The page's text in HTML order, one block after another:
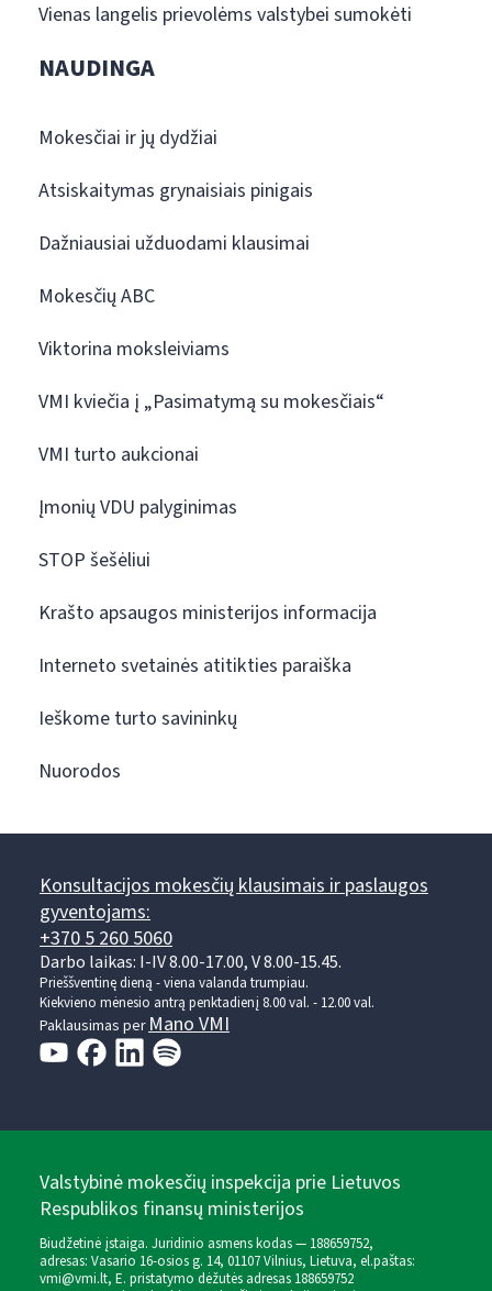
Vienas langelis prievolėms valstybei sumokėti
NAUDINGA
Mokesčiai ir jų dydžiai
Atsiskaitymas grynaisiais pinigais
Dažniausiai užduodami klausimai
Mokesčių ABC
Viktorina moksleiviams
VMI kviečia į „Pasimatymą su mokesčiais“
VMI turto aukcionai
Įmonių VDU palyginimas
STOP šešėliui
Krašto apsaugos ministerijos informacija
Interneto svetainės atitikties paraiška
Ieškome turto savininkų
Nuorodos
Konsultacijos mokesčių klausimais ir paslaugos
gyventojams:
+370 5 260 5060
Darbo laikas: I-IV 8.00-17.00, V 8.00-15.45.
Prieššventinę dieną - viena valanda trumpiau.
Kiekvieno mėnesio antrą penktadienį 8.00 val. - 12.00 val.
Paklausimas perMano VMI
Valstybinė mokesčių inspekcija prie Lietuvos
Respublikos finansų ministerijos
Biudžetinė įstaiga. Juridinio asmens kodas — 188659752,
adresas: Vasario 16-osios g. 14, 01107 Vilnius, Lietuva, el.paštas:
vmi@vmi.lt, E. pristatymo dėžutės adresas 188659752